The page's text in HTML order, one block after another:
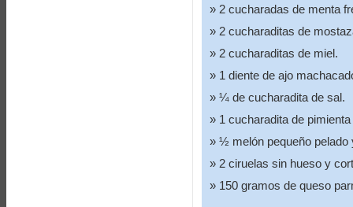
2 cucharadas de menta
2 cucharaditas de
2 cucharaditas de miel.
1 diente de ajo
¼ de cucharadita de sal.
1 cucharadita de pimienta
½ melón pequeño pelado
2 ciruelas sin hueso y
150 gramos de queso